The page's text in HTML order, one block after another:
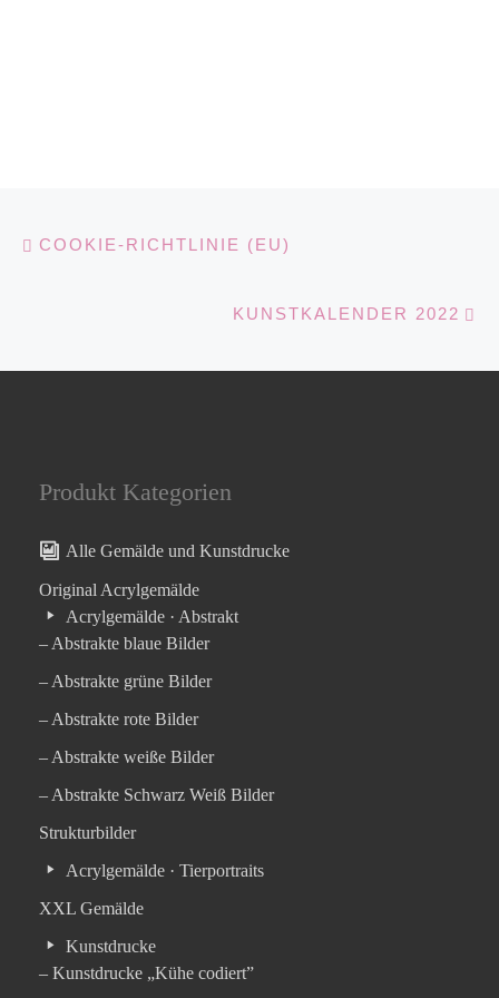
Beitragsnavigation
COOKIE-RICHTLINIE (EU)
KUNSTKALENDER 2022
Produkt Kategorien
Alle Gemälde und Kunstdrucke
Original Acrylgemälde
Acrylgemälde · Abstrakt
– Abstrakte blaue Bilder
– Abstrakte grüne Bilder
– Abstrakte rote Bilder
– Abstrakte weiße Bilder
– Abstrakte Schwarz Weiß Bilder
Strukturbilder
Acrylgemälde · Tierportraits
XXL Gemälde
Kunstdrucke
– Kunstdrucke „Kühe codiert”